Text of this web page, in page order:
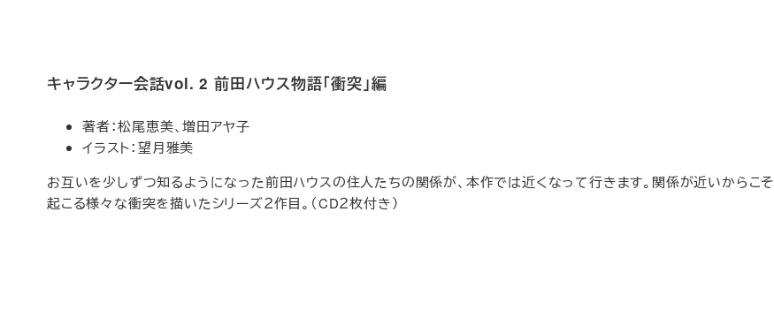
キャラクター会話vol. 2 前田ハウス物語「衝突」編
著者：松尾恵美、増田アヤ子
イラスト：望月雅美
お互いを少しずつ知るようになった前田ハウスの住人たちの関係が、本作では近くなって行きます。関係が近いからこそ
起こる様々な衝突を描いたシリーズ２作目。（CD２枚付き）